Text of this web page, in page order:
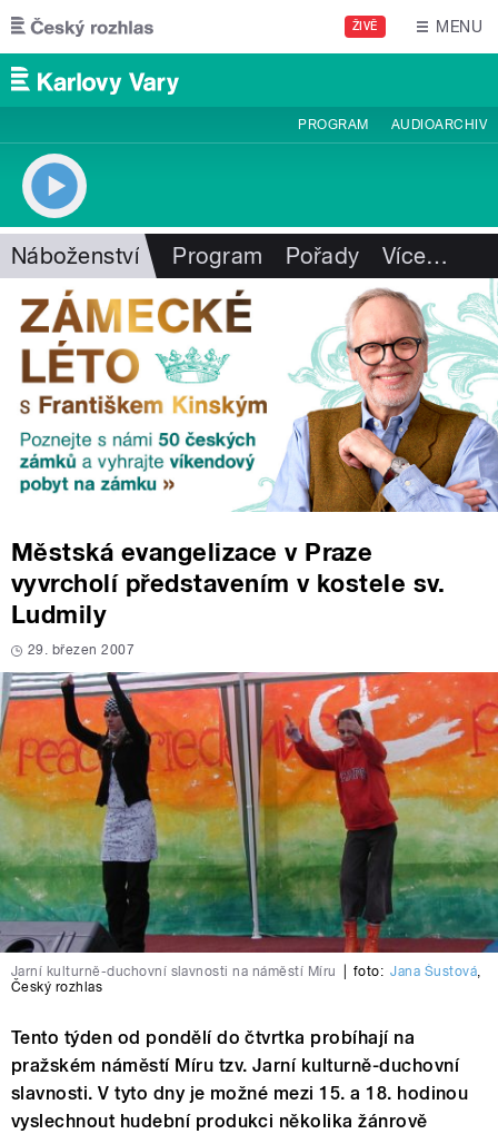
Přejít k hlavnímu obsahu
ŽIVĚ MENU
PROGRAM AUDIOARCHIV
Náboženství Program Pořady Více…
Městská evangelizace v Praze
vyvrcholí představením v kostele sv.
Ludmily
29. březen 2007
Jarní kulturně-duchovní slavnosti na náměstí Míru foto: Jana Šustová,
Český rozhlas
Tento týden od pondělí do čtvrtka probíhají na
pražském náměstí Míru tzv. Jarní kulturně-duchovní
slavnosti. V tyto dny je možné mezi 15. a 18. hodinou
vyslechnout hudební produkci několika žánrově